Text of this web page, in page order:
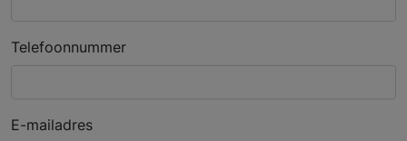
Telefoonnummer
E-mailadres